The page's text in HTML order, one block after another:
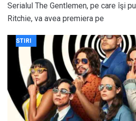
Serialul The Gentlemen, pe care îşi
Ritchie, va avea premiera pe
STIRI